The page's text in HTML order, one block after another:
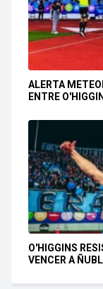
ALERTA
ENTRE
O'HIGGINS
VENCER A